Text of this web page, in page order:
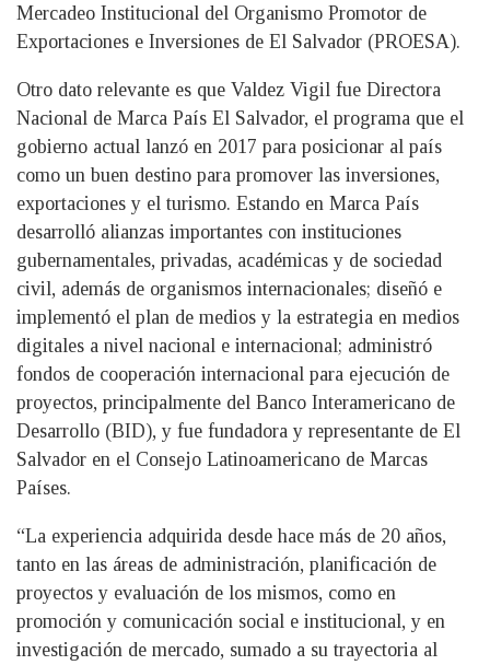
Mercadeo Institucional del Organismo Promotor de
Exportaciones e Inversiones de El Salvador (PROESA).
Otro dato relevante es que Valdez Vigil fue Directora
Nacional de Marca País El Salvador, el programa que el
gobierno actual lanzó en 2017 para posicionar al país
como un buen destino para promover las inversiones,
exportaciones y el turismo. Estando en Marca País
desarrolló alianzas importantes con instituciones
gubernamentales, privadas, académicas y de sociedad
civil, además de organismos internacionales; diseñó e
implementó el plan de medios y la estrategia en medios
digitales a nivel nacional e internacional; administró
fondos de cooperación internacional para ejecución de
proyectos, principalmente del Banco Interamericano de
Desarrollo (BID), y fue fundadora y representante de El
Salvador en el Consejo Latinoamericano de Marcas
Países.
“La experiencia adquirida desde hace más de 20 años,
tanto en las áreas de administración, planificación de
proyectos y evaluación de los mismos, como en
promoción y comunicación social e institucional, y en
investigación de mercado, sumado a su trayectoria al